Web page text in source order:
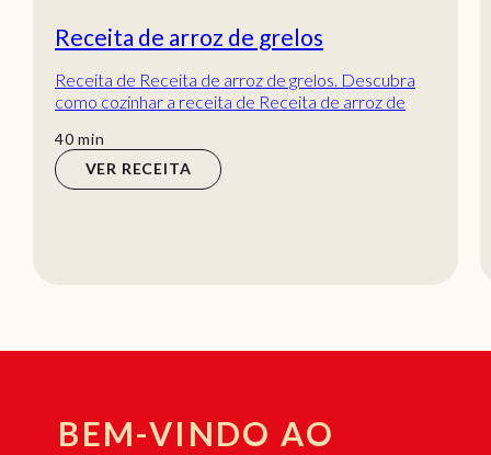
Receita de arroz de grelos
Receita de Receita de arroz de grelos. Descubra
como cozinhar a receita de Receita de arroz de
40min
min
VER RECEITA
BEM-VINDO AO